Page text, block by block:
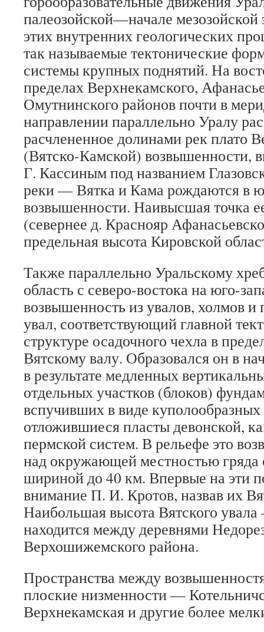
палеозойской—начале мезозойской
этих внутренних геологических
так называемые тектонические
системы крупных поднятий. На
пределах Верхнекамского,
Омутнинского районов почти в
направлении параллельно Уралу
расчлененное долинами рек плато
(Вятско-Камской) возвышенности,
Г. Кассиным под названием
реки — Вятка и Кама рождаются в
возвышенности. Наивысшая точка
(севернее д. Краснояр
предельная высота Кировской
Также параллельно Уральскому
область с северо-востока на юго-
возвышенность из увалов, холмов
увал, соответствующий главной
структуре осадочного чехла в
Вятскому валу. Образовался он в
в результате медленных
отдельных участков (блоков)
вспучивших в виде куполообразных
отложившиеся пласты девонской,
пермской систем. В рельефе это
над окружающей местностью гряда
шириной до 40 км. Впервые на эти
внимание П. И. Кротов, назвав их
Наибольшая высота Вятского
находится между деревнями
Верхошижемского района.
Пространства между
плоские низменности —
Верхнекамская и другие более